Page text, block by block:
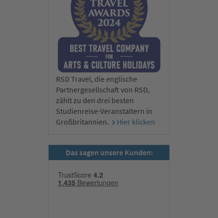
RSD Travel, die englische
Partnergesellschaft von RSD,
zählt zu den drei besten
Studienreise-Veranstaltern in
Großbritannien.
Hier klicken
Das sagen unsere Kunden: